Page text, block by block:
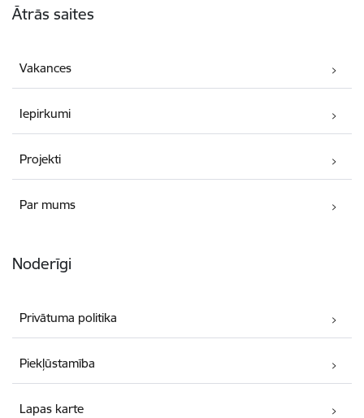
Ātrās saites
Vakances
Iepirkumi
Projekti
Par mums
Noderīgi
Privātuma politika
Piekļūstamība
Lapas karte